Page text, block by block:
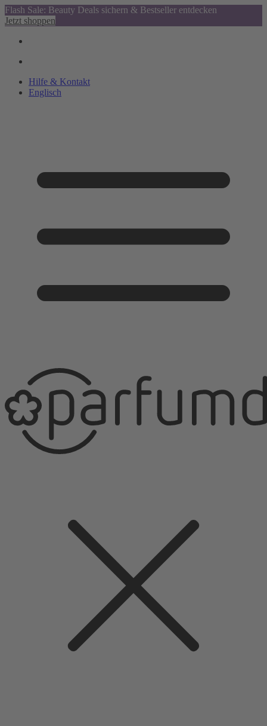
Flash Sale: Beauty Deals sichern & Bestseller entdecken
Jetzt shoppen
Hilfe & Kontakt
Englisch